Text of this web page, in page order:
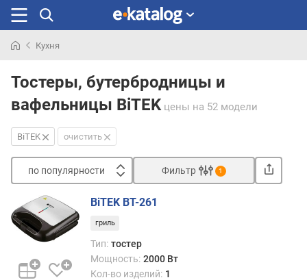
раньше
Кухня
Тостеры, бутербродницы и
вафельницы BiTEK цены на 52 модели
BiTEK очистить
по популярности
п
о
п
п
Фильтр 1
BiTEK BT-261
гриль
Тип: тостер
Мощность: 2000 Вт
Кол-во изделий: 1